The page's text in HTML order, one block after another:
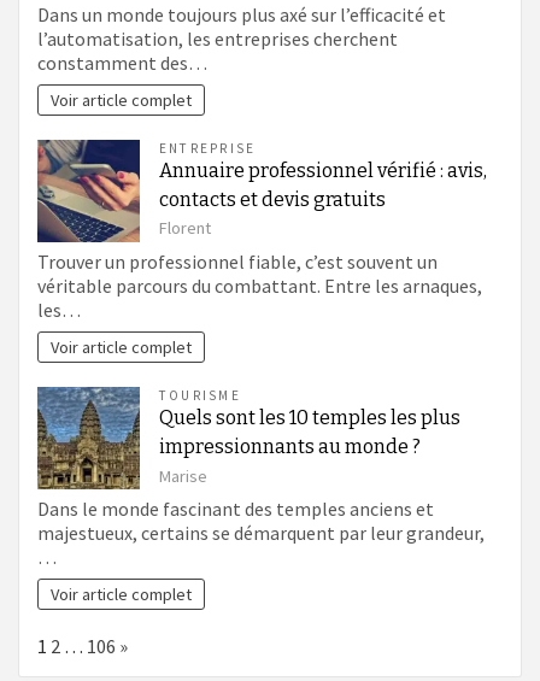
Dans un monde toujours plus axé sur l’efficacité et
l’automatisation, les entreprises cherchent
constamment des…
Voir article complet
ENTREPRISE
Annuaire professionnel vérifié : avis,
contacts et devis gratuits
Florent
Trouver un professionnel fiable, c’est souvent un
véritable parcours du combattant. Entre les arnaques,
les…
Voir article complet
TOURISME
Quels sont les 10 temples les plus
impressionnants au monde ?
Marise
Dans le monde fascinant des temples anciens et
majestueux, certains se démarquent par leur grandeur,
…
Voir article complet
Page:
1 2 … 106 Next
»